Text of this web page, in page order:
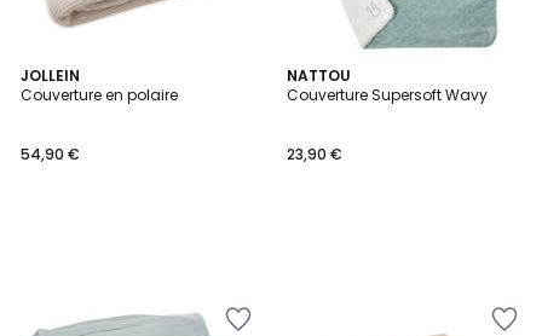
JOLLEIN
Couverture en polaire
54,90 €
NATTOU
Couverture Supersoft Wavy
23,90 €